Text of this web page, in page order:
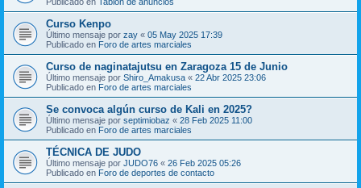
Curso Kenpo
Último mensaje por zay « 05 May 2025 17:39
Publicado en Foro de artes marciales
Curso de naginatajutsu en Zaragoza 15 de Junio
Último mensaje por Shiro_Amakusa « 22 Abr 2025 23:06
Publicado en Foro de artes marciales
Se convoca algún curso de Kali en 2025?
Último mensaje por septimiobaz « 28 Feb 2025 11:00
Publicado en Foro de artes marciales
TÉCNICA DE JUDO
Último mensaje por JUDO76 « 26 Feb 2025 05:26
Publicado en Foro de deportes de contacto